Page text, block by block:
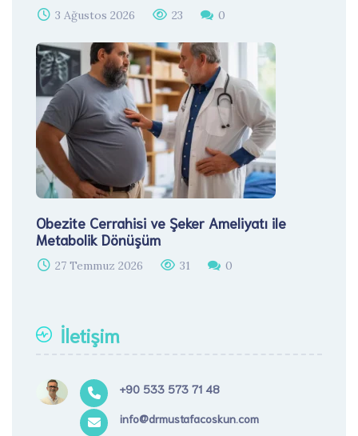
3 Ağustos 2026 23 0
Obezite Cerrahisi ve Şeker Ameliyatı ile
Metabolik Dönüşüm
27 Temmuz 2026 31 0
İletişim
+90 533 573 71 48
info@drmustafacoskun.com